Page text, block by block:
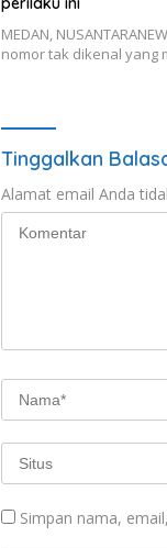
MEDAN,
nomor tak dikenal yang
Tinggalkan
Alamat email Anda
Simpan nama,